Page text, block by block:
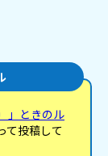
」ときのル
て投稿して